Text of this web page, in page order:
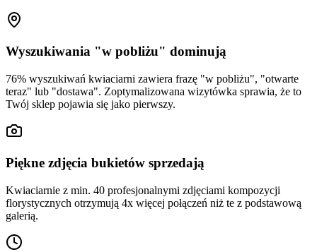
Wyszukiwania "w pobliżu" dominują
76% wyszukiwań kwiaciarni zawiera frazę "w pobliżu", "otwarte
teraz" lub "dostawa". Zoptymalizowana wizytówka sprawia, że to
Twój sklep pojawia się jako pierwszy.
Piękne zdjęcia bukietów sprzedają
Kwiaciarnie z min. 40 profesjonalnymi zdjęciami kompozycji
florystycznych otrzymują 4x więcej połączeń niż te z podstawową
galerią.